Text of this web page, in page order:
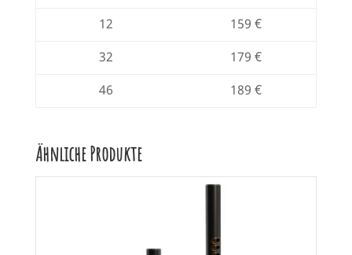
12
159 €
32
179 €
46
189 €
Ähnliche Produkte